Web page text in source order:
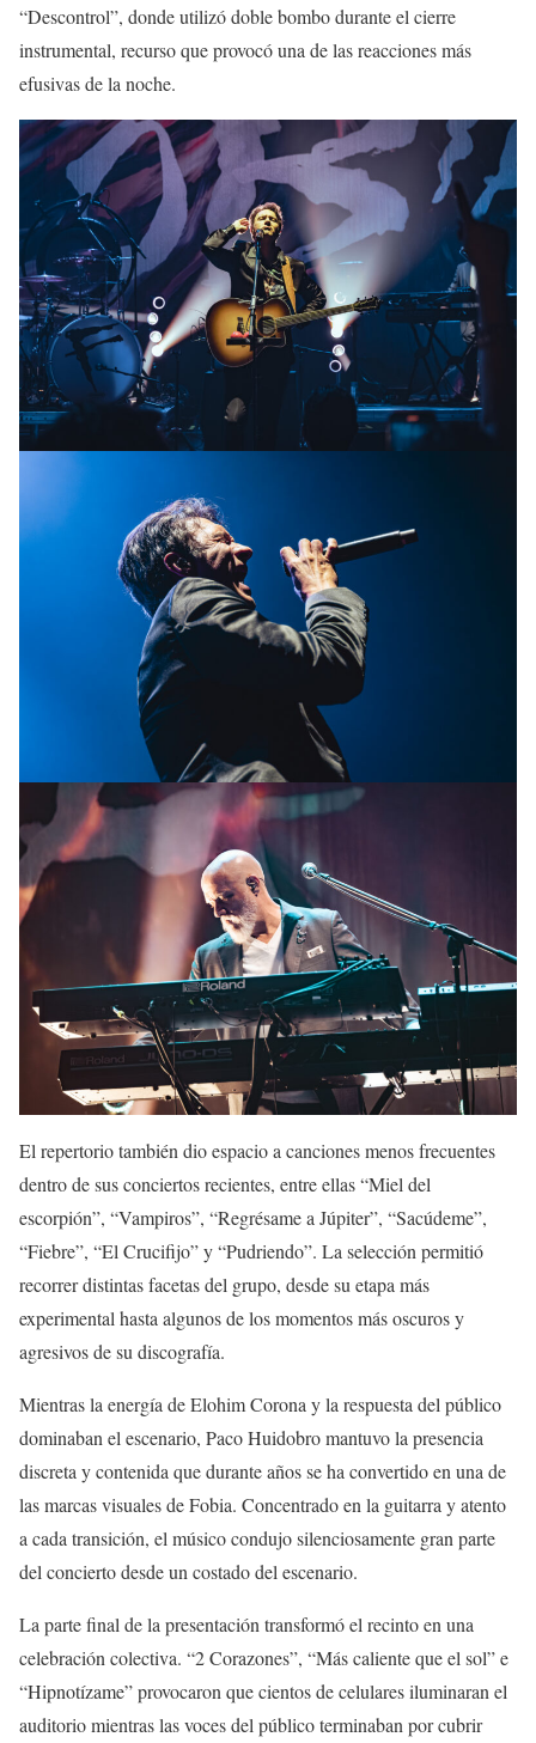
“Descontrol”, donde utilizó doble bombo durante el cierre
instrumental, recurso que provocó una de las reacciones más
efusivas de la noche.
El repertorio también dio espacio a canciones menos frecuentes
dentro de sus conciertos recientes, entre ellas “Miel del
escorpión”, “Vampiros”, “Regrésame a Júpiter”, “Sacúdeme”,
“Fiebre”, “El Crucifijo” y “Pudriendo”. La selección permitió
recorrer distintas facetas del grupo, desde su etapa más
experimental hasta algunos de los momentos más oscuros y
agresivos de su discografía.
Mientras la energía de Elohim Corona y la respuesta del público
dominaban el escenario, Paco Huidobro mantuvo la presencia
discreta y contenida que durante años se ha convertido en una de
las marcas visuales de Fobia. Concentrado en la guitarra y atento
a cada transición, el músico condujo silenciosamente gran parte
del concierto desde un costado del escenario.
La parte final de la presentación transformó el recinto en una
celebración colectiva. “2 Corazones”, “Más caliente que el sol” e
“Hipnotízame” provocaron que cientos de celulares iluminaran el
auditorio mientras las voces del público terminaban por cubrir